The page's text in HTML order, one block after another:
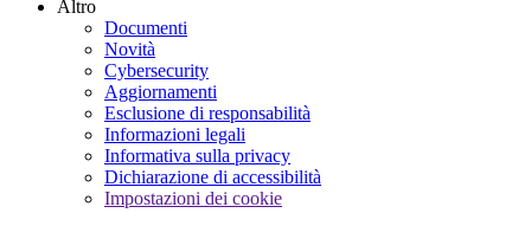
Altro
Documenti
Novità
Cybersecurity
Aggiornamenti
Esclusione di responsabilità
Informazioni legali
Informativa sulla privacy
Dichiarazione di accessibilità
Impostazioni dei cookie